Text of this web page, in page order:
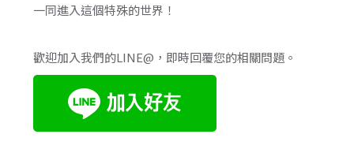
一同進入這個特殊的世界！
歡迎加入我們的LINE@，即時回覆您的相關問題。